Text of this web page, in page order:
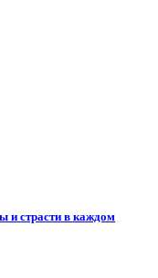
и страсти в каждом